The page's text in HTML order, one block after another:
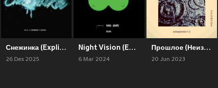
Снежинка (Explicit)
26 Des 2025
Night Vision (Explicit)
6 Mar 2024
Прошлое (Неизданное, Ч.3) (Explicit)
20 Jun 2023